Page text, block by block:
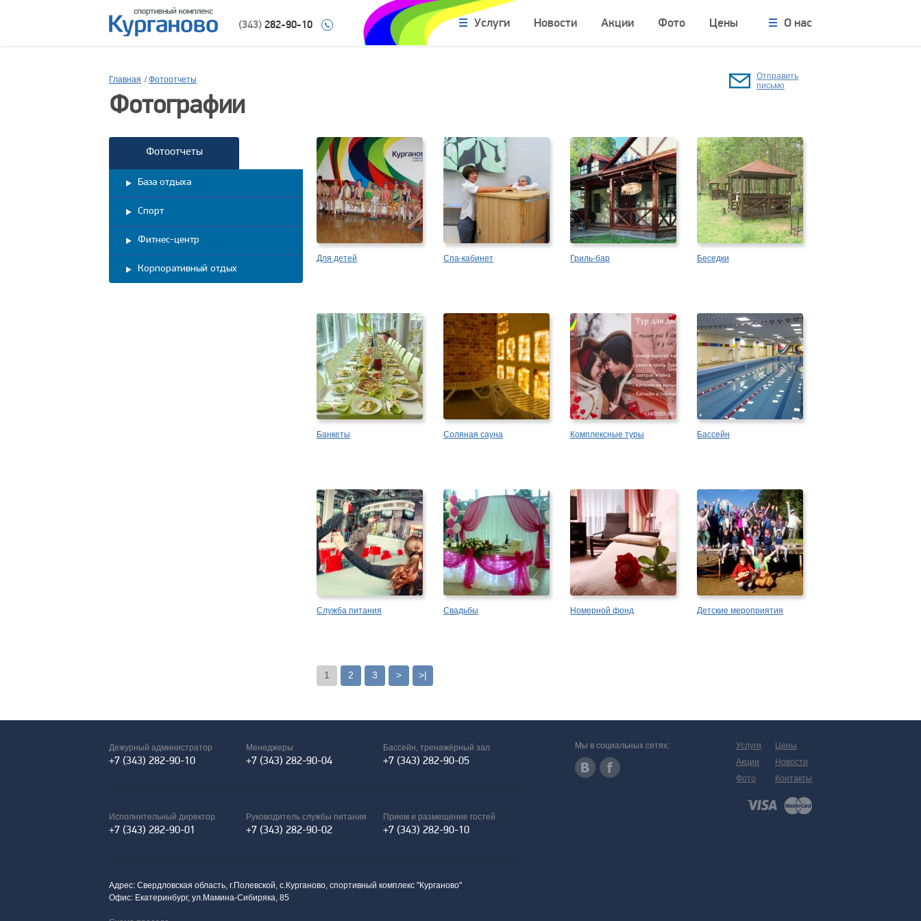
(343) 282-90-10 Услуги Новости Акции Фото Цены О нас
Главная /Фотоотчеты
Фотографии
Отправить
письмо
Фотоотчеты
База отдыха
Спорт
Фитнес-центр
Корпоративный отдых
Для детей Спа-кабинет Гриль-бар Беседки
Банкеты Соляная сауна Комплексные туры Бассейн
Служба питания Свадьбы Номерной фонд Детские мероприятия
1 2 3 > >|
Дежурный администратор
+7 (343) 282-90-10
Менеджеры
+7 (343) 282-90-04
Бассейн, тренажёрный зал
+7 (343) 282-90-05
Исполнительный директор
+7 (343) 282-90-01
Руководитель службы питания
+7 (343) 282-90-02
Прием и размещение гостей
+7 (343) 282-90-10
Адрес: Свердловская область, г.Полевской, с.Курганово, спортивный комплекс "Курганово"
Офис: Екатеринбург, ул.Мамина-Сибиряка, 85
Мы в социальных сетях:
Услуги
Акции
Фото
Цены
Новости
Контакты